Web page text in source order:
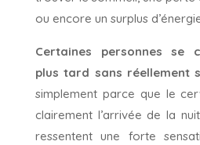
ou encore un surplus
Certaines personnes se
plus tard sans réellement
simplement parce que le
clairement l’arrivée de la
ressentent une forte